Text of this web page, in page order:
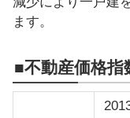
ます。
■不動産価格指